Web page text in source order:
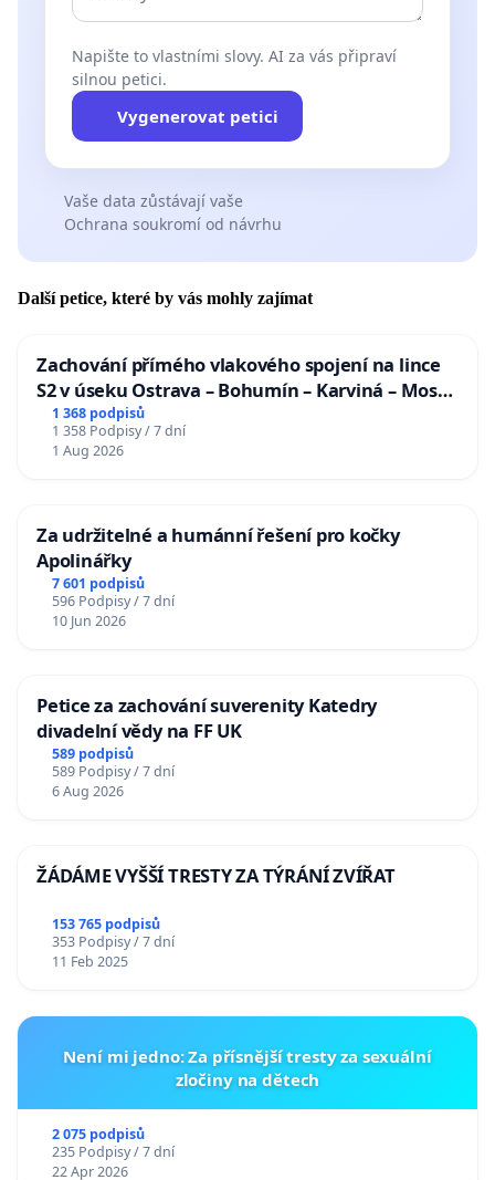
Napište to vlastními slovy. AI za vás připraví
silnou petici.
Vygenerovat petici
Vaše data zůstávají vaše
Ochrana soukromí od návrhu
Další petice, které by vás mohly zajímat
Zachování přímého vlakového spojení na lince
S2 v úseku Ostrava – Bohumín – Karviná – Mosty
u Jablunkova
1 368 podpisů
1 358 Podpisy / 7 dní
1 Aug 2026
Za udržitelné a humánní řešení pro kočky
Apolinářky
7 601 podpisů
596 Podpisy / 7 dní
10 Jun 2026
Petice za zachování suverenity Katedry
divadelní vědy na FF UK
589 podpisů
589 Podpisy / 7 dní
6 Aug 2026
ŽÁDÁME VYŠŠÍ TRESTY ZA TÝRÁNÍ ZVÍŘAT
153 765 podpisů
353 Podpisy / 7 dní
11 Feb 2025
Není mi jedno: Za přísnější tresty za sexuální
zločiny na dětech
2 075 podpisů
235 Podpisy / 7 dní
22 Apr 2026